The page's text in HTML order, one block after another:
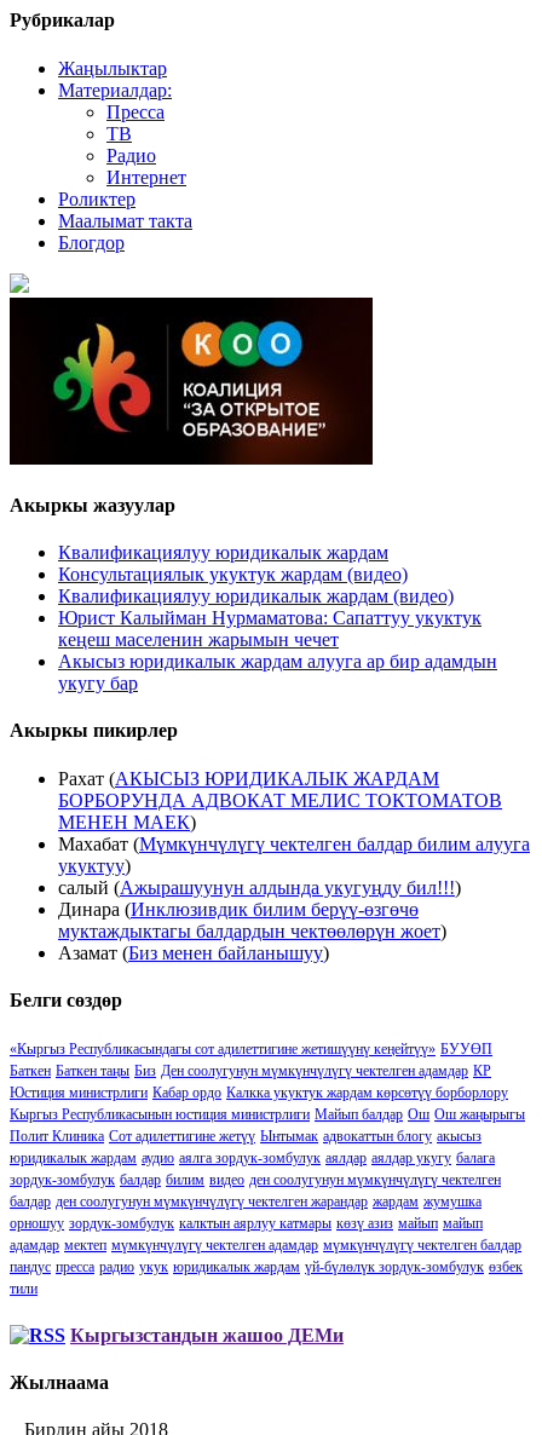
Рубрикалар
Жаңылыктар
Материалдар:
Пресса
ТВ
Радио
Интернет
Роликтер
Маалымат такта
Блогдор
Акыркы жазуулар
Квалификациялуу юридикалык жардам
Консультациялык укуктук жардам (видео)
Квалификациялуу юридикалык жардам (видео)
Юрист Калыйман Нурмаматова: Сапаттуу укуктук
кеңеш маселенин жарымын чечет
Акысыз юридикалык жардам алууга ар бир адамдын
укугу бар
Акыркы пикирлер
Рахат (АКЫСЫЗ ЮРИДИКАЛЫК ЖАРДАМ
БОРБОРУНДА АДВОКАТ МЕЛИС ТОКТОМАТОВ
МЕНЕН МАЕК)
Махабат (Мүмкүнчүлүгү чектелген балдар билим алууга
укуктуу)
салый (Ажырашуунун алдында укугуңду бил!!!)
Динара (Инклюзивдик билим берүү-өзгөчө
муктаждыктагы балдардын чектөөлөрүн жоет)
Азамат (Биз менен байланышуу)
Белги сөздөр
«Кыргыз Республикасындагы сот адилеттигине жетишүүнү кеӊейтүү» БУУӨП
Баткен Баткен таңы Биз Ден соолугунун мүмкүнчүлүгү чектелген адамдар КР
Юстиция министрлиги Кабар ордо Калкка укуктук жардам көрсөтүү борборлору
Кыргыз Республикасынын юстиция министрлиги Майып балдар Ош Ош жаңырыгы
Полит Клиника Сот адилеттигине жетүү Ынтымак адвокаттын блогу акысыз
юридикалык жардам аудио аялга зордук-зомбулук аялдар аялдар укугу балага
зордук-зомбулук балдар билим видео ден соолугунун мүмкүнчүлүгү чектелген
балдар ден соолугунун мүмкүнчүлүгү чектелген жарандар жардам жумушка
орношуу зордук-зомбулук калктын аярлуу катмары көзү азиз майып майып
адамдар мектеп мүмкүнчүлүгү чектелген адамдар мүмкүнчүлүгү чектелген балдар
пандус пресса радио укук юридикалык жардам үй-бүлөлүк зордук-зомбулук өзбек
тили
Кыргызстандын жашоо ДЕМи
Жылнаама
Бирдин айы 2018